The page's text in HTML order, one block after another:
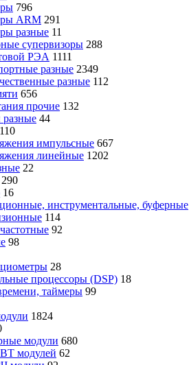
796
ARM 291
разные 11
супервизоры 288
РЭА 1111
разные 2349
разные 112
656
прочие 132
разные 44
110
импульсные 667
линейные 1202
22
290
16
инструментальные, буферные
114
92
98
28
процессоры (DSP) 18
таймеры 99
1824
модули 680
модулей 62